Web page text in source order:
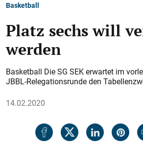
Basketball
Platz sechs will
werden
Basketball Die SG SEK erwartet im
JBBL-Relegationsrunde den
14.02.2020